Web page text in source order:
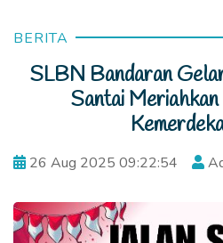
BERITA
SLBN Bandaran
Santai
26 Aug 2025 09:22:54